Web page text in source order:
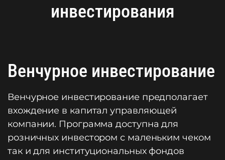
инвестирования
Венчурное инвестирование
Венчурное инвестирование предполагает
вхождение в капитал управляющей
компании. Программа доступна для
розничных инвестором с маленьким чеком
так и для институциональных фондов